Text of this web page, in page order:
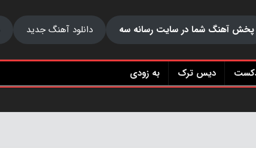
پخش آهنگ شما در سایت رسانه سه دانلود آهنگ جدید
دیس ترک به زودی